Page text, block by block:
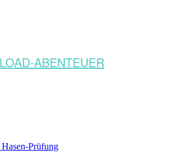
ABENTEUER
Prüfung